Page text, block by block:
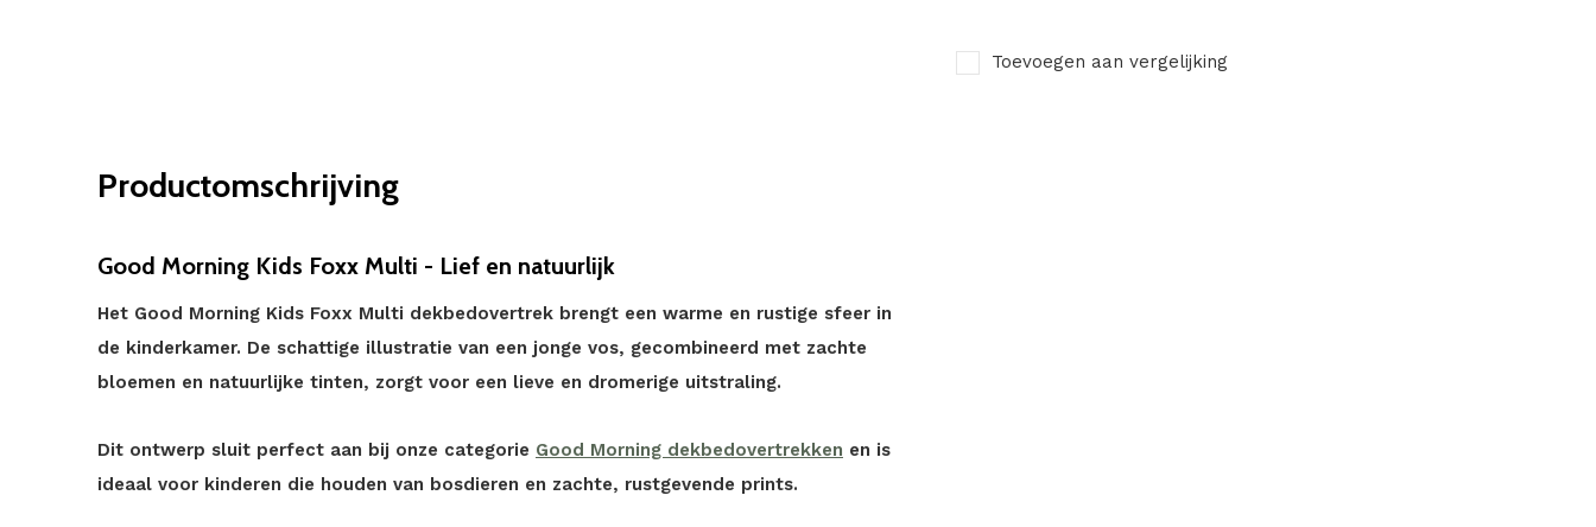
Toevoegen aan vergelijking
Productomschrijving
Good Morning Kids Foxx Multi - Lief en natuurlijk
Het Good Morning Kids Foxx Multi dekbedovertrek brengt een warme en rustige sfeer in
de kinderkamer. De schattige illustratie van een jonge vos, gecombineerd met zachte
bloemen en natuurlijke tinten, zorgt voor een lieve en dromerige uitstraling.
Dit ontwerp sluit perfect aan bij onze categorie Good Morning dekbedovertrekken en is
ideaal voor kinderen die houden van bosdieren en zachte, rustgevende prints.